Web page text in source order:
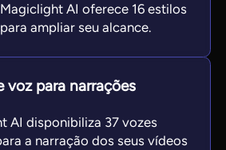
AI oferece 16 estilos
ampliar seu alcance.
voz para narrações
AI disponibiliza 37 vozes
a narração dos seus vídeos